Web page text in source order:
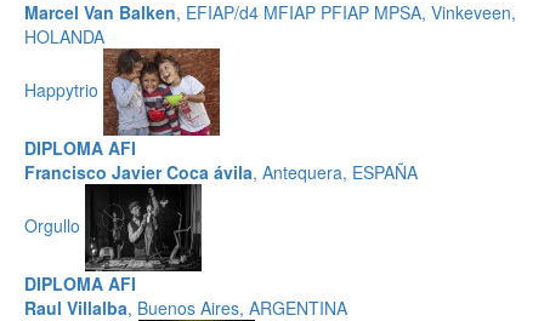
Marcel Van Balken, EFIAP/d4 MFIAP PFIAP MPSA, Vinkeveen,
HOLANDA
Happytrio
DIPLOMA AFI
Francisco Javier Coca ávila, Antequera, ESPAÑA
Orgullo
DIPLOMA AFI
Raul Villalba, Buenos Aires, ARGENTINA